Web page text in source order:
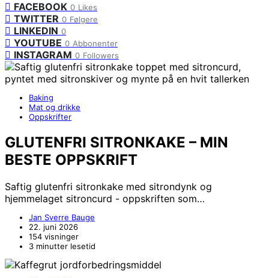
FACEBOOK 0 Likes
TWITTER 0 Følgere
LINKEDIN 0
YOUTUBE 0 Abbonenter
INSTAGRAM 0 Followers
Baking
Mat og drikke
Oppskrifter
GLUTENFRI SITRONKAKE – MIN
BESTE OPPSKRIFT
Saftig glutenfri sitronkake med sitrondynk og
hjemmelaget sitroncurd - oppskriften som…
Jan Sverre Bauge
22. juni 2026
154 visninger
3 minutter lesetid